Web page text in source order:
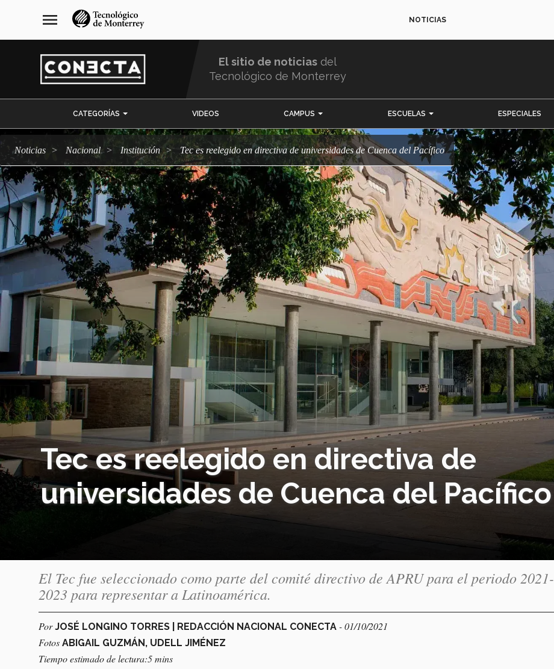
navegación
principal
menu NOTICIAS
El sitio de noticias del
Tecnológico de Monterrey
CATEGORÍAS VIDEOS CAMPUS ESCUELAS ESPECIALES
Noticias Nacional Institución Tec es reelegido en directiva de universidades de Cuenca del Pacífico
Tec es reelegido en directiva de
universidades de Cuenca del Pacífico
El Tec fue seleccionado como parte del comité directivo de APRU para el periodo 2021-
2023 para representar a Latinoamérica.
PorJOSÉ LONGINO TORRES | REDACCIÓN NACIONAL CONECTA - 01/10/2021
Fotos ABIGAIL GUZMÁN, UDELL JIMÉNEZ
Tiempo estimado de lectura:5 mins